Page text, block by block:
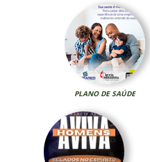
PLANO DE SAÚDE